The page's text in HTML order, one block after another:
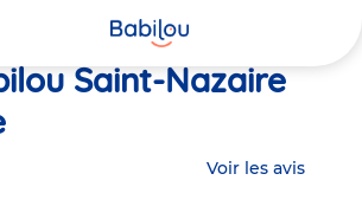
Saint-Nazaire
Voir les avis